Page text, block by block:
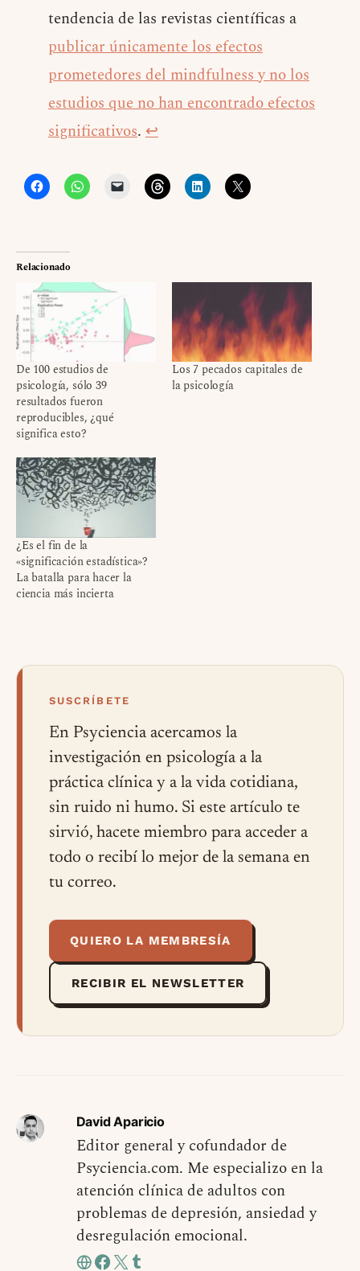
tendencia de las revistas científicas a
publicar únicamente los efectos
prometedores del mindfulness y no los
estudios que no han encontrado efectos
significativos. ↩
Relacionado
De 100 estudios de
psicología, sólo 39
resultados fueron
reproducibles, ¿qué
significa esto?
Los 7 pecados capitales de
la psicología
¿Es el fin de la
«significación estadística»?
La batalla para hacer la
ciencia más incierta
SUSCRÍBETE
En Psyciencia acercamos la
investigación en psicología a la
práctica clínica y a la vida cotidiana,
sin ruido ni humo. Si este artículo te
sirvió, hacete miembro para acceder a
todo o recibí lo mejor de la semana en
tu correo.
QUIERO LA MEMBRESÍA
RECIBIR EL NEWSLETTER
David Aparicio
Editor general y cofundador de
Psyciencia.com. Me especializo en la
atención clínica de adultos con
problemas de depresión, ansiedad y
desregulación emocional.